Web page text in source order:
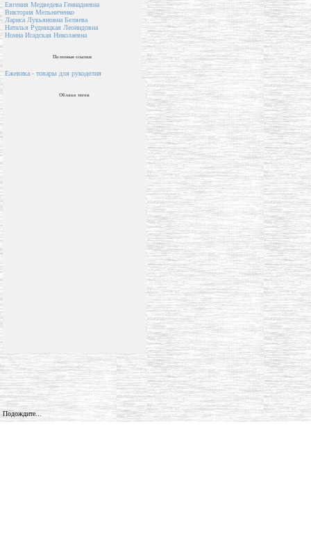
Евгения Медведева Геннадиевна
Виктория Мельниченко
Лариса Лукьяновна Беляева
Наталья Рудницкая Леонидовна
Нонна Исадская Николаевна
Полезные ссылки
Ежевика - товары для рукоделия
Облако тегов
Подождите...